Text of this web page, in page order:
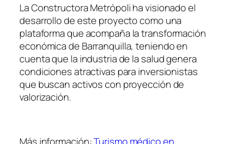
La Constructora Metrópoli ha visionado el
desarrollo de este proyecto como una
plataforma que acompaña la transformación
económica de Barranquilla, teniendo en
cuenta que la industria de la salud genera
condiciones atractivas para inversionistas
que buscan activos con proyección de
valorización.
Más información:Turismo médico en